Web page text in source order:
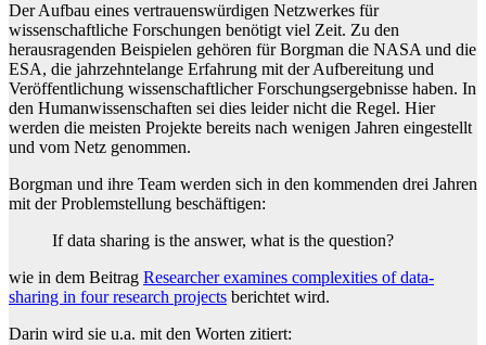
Der Aufbau eines vertrauenswürdigen Netzwerkes für
wissenschaftliche Forschungen benötigt viel Zeit. Zu den
herausragenden Beispielen gehören für Borgman die NASA und die
ESA, die jahrzehntelange Erfahrung mit der Aufbereitung und
Veröffentlichung wissenschaftlicher Forschungsergebnisse haben. In
den Humanwissenschaften sei dies leider nicht die Regel. Hier
werden die meisten Projekte bereits nach wenigen Jahren eingestellt
und vom Netz genommen.
Borgman und ihre Team werden sich in den kommenden drei Jahren
mit der Problemstellung beschäftigen:
If data sharing is the answer, what is the question?
wie in dem Beitrag Researcher examines complexities of data-
sharing in four research projects berichtet wird.
Darin wird sie u.a. mit den Worten zitiert: